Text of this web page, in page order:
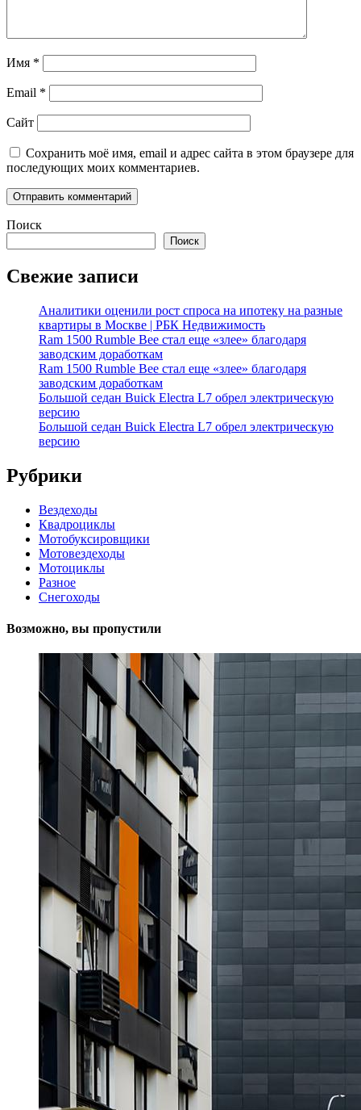
Имя *
Email *
Сайт
Сохранить моё имя, email и адрес сайта в этом браузере для
последующих моих комментариев.
Поиск
Поиск
Свежие записи
Аналитики оценили рост спроса на ипотеку на разные
квартиры в Москве | РБК Недвижимость
Ram 1500 Rumble Bee стал еще «злее» благодаря
заводским доработкам
Ram 1500 Rumble Bee стал еще «злее» благодаря
заводским доработкам
Большой седан Buick Electra L7 обрел электрическую
версию
Большой седан Buick Electra L7 обрел электрическую
версию
Рубрики
Вездеходы
Квадроциклы
Мотобуксировщики
Мотовездеходы
Мотоциклы
Разное
Снегоходы
Возможно, вы пропустили